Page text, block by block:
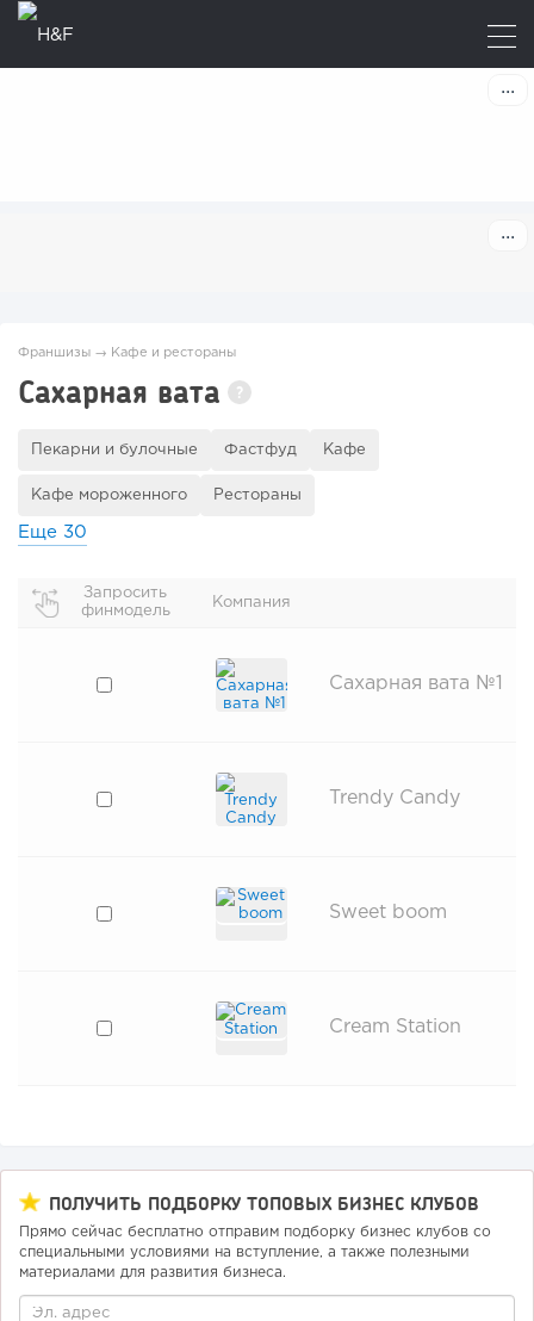
Франшизы → Кафе и рестораны
Сахарная вата ?
Пекарни и булочные Фастфуд Кафе
Кафе мороженного Рестораны
Еще 30
Запросить
финмодель
Компания
Сахарная вата №1
Trendy Candy
Sweet boom
Cream Station
ПОЛУЧИТЬ ПОДБОРКУ ТОПОВЫХ БИЗНЕС КЛУБОВ
Прямо сейчас бесплатно отправим подборку бизнес клубов со
специальными условиями на вступление, а также полезными
материалами для развития бизнеса.